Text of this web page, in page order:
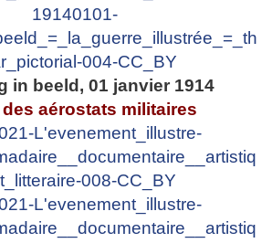
in beeld, 01 janvier 1914
aérostats militaires